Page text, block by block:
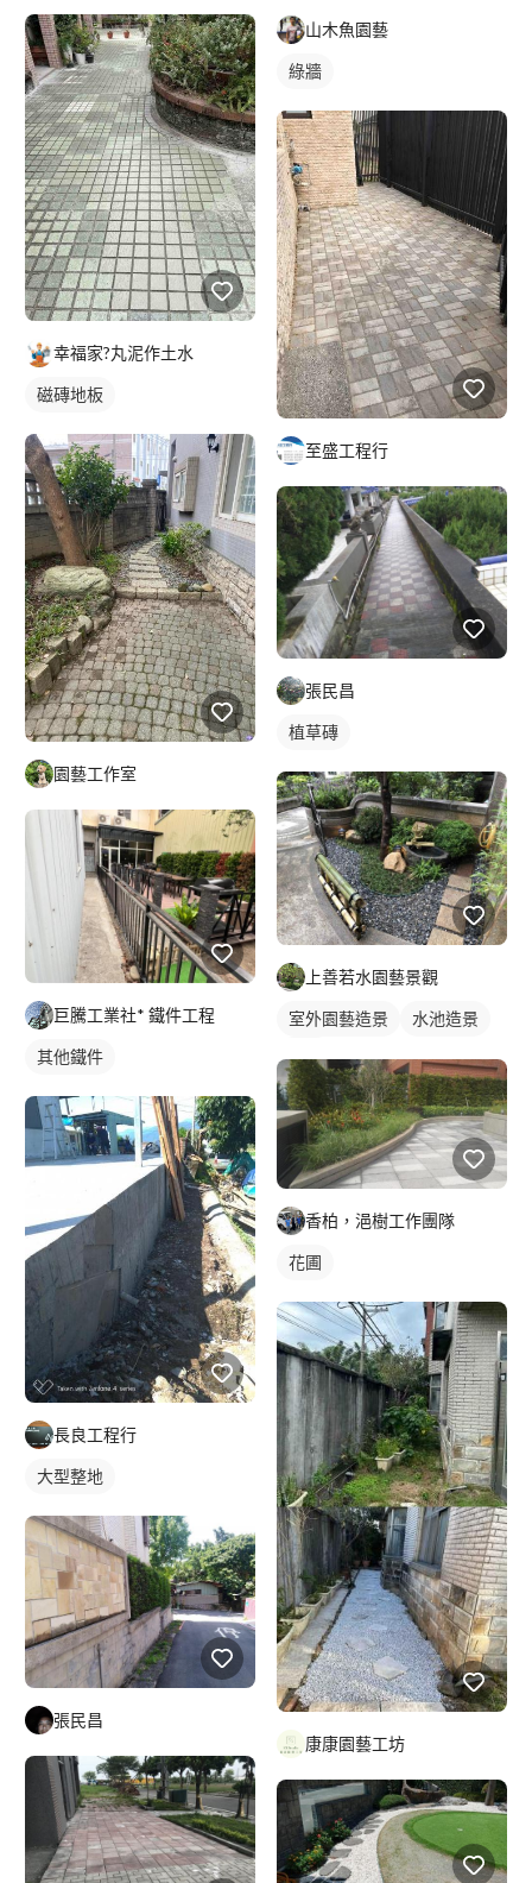
幸福家?丸泥作土水
磁磚地板
園藝工作室
巨騰工業社* 鐵件工程
其他鐵件
長良工程行
大型整地
張民昌
山木魚園藝
綠牆
至盛工程行
張民昌
植草磚
上善若水園藝景觀
室外園藝造景
水池造景
香柏，浥樹工作團隊
花圃
康康園藝工坊